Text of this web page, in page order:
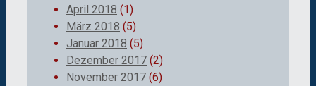
April 2018 (1)
März 2018 (5)
Januar 2018 (5)
Dezember 2017 (2)
November 2017 (6)